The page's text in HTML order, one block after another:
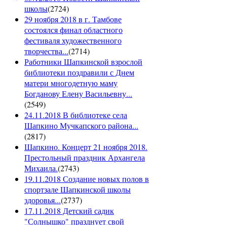
школы(2724)
29 ноября 2018 в г. Тамбове
состоялся финал областного
фестиваля художественного
творчества...(2714)
Работники Шапкинской взрослой
библиотеки поздравили с Днем
матери многодетную маму
Богданову Елену Васильевну...
(2549)
24.11.2018 В библиотеке села
Шапкино Мучкапского района...
(2817)
Шапкино. Концерт 21 ноября 2018.
Престольный праздник Архангела
Михаила.(2743)
19.11.2018 Создание новых полов в
спортзале Шапкинской школы
здоровья...(2737)
17.11.2018 Детский садик
"Солнышко" празднует свой